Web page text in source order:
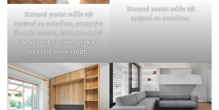
sklopná postel může být
spojená se sedačkou, sklopným
jídelním stolem, nebo jen skrytá
tak, aby nebyla vidět a čekala
na svoje noční využití.
sklopná postel může být
spojená se sedačkou.